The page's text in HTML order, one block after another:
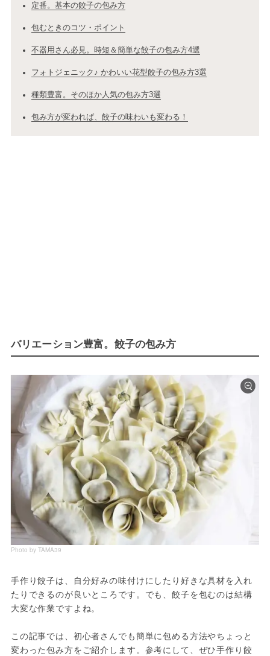
定番。基本の餃子の包み方
包むときのコツ・ポイント
不器用さん必見。時短＆簡単な餃子の包み方4選
フォトジェニック♪ かわいい花型餃子の包み方3選
種類豊富。そのほか人気の包み方3選
包み方が変われば、餃子の味わいも変わる！
バリエーション豊富。餃子の包み方
Photo by TAMA39
手作り餃子は、自分好みの味付けにしたり好きな具材を入れ
たりできるのが良いところです。でも、餃子を包むのは結構
大変な作業ですよね。
この記事では、初心者さんでも簡単に包める方法やちょっと
変わった包み方をご紹介します。参考にして、ぜひ手作り餃